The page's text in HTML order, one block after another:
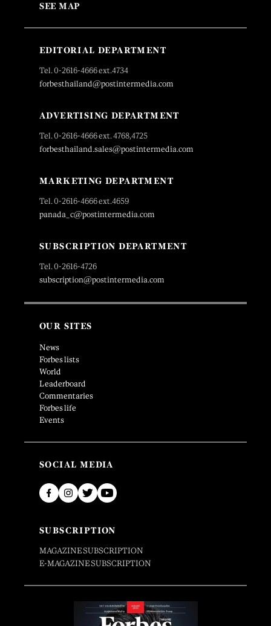
SEE MAP
EDITORIAL DEPARTMENT
Tel. 0-2616-4666 ext.4734
forbesthailand@postintermedia.com
ADVERTISING DEPARTMENT
Tel. 0-2616-4666 ext. 4768,4725
forbesthailand.sales@postintermedia.com
MARKETING DEPARTMENT
Tel. 0-2616-4666 ext.4659
panada_c@postintermedia.com
SUBSCRIPTION DEPARTMENT
Tel. 0-2616-4726
subscription@postintermedia.com
OUR SITES
News
Forbes lists
World
Leaderboard
Commentaries
Forbes life
Events
SOCIAL MEDIA
SUBSCRIPTION
MAGAZINE SUBSCRIPTION
E-MAGAZINE SUBSCRIPTION